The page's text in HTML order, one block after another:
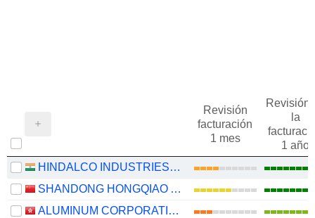
Revisión
facturación
1 mes
Revisión
la
1 año
HINDALCO INDUSTRIES LIMITED
SHANDONG HONGQIAO ALUMINUM INDUSTRY HOLDING COMPANY LIMITED
ALUMINUM CORPORATION OF CHINA LIMITED